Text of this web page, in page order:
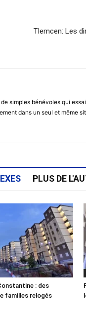
Tlemcen: Les
simples bénévoles qui
dans un seul et même
PLUS DE
: des
familles relogés